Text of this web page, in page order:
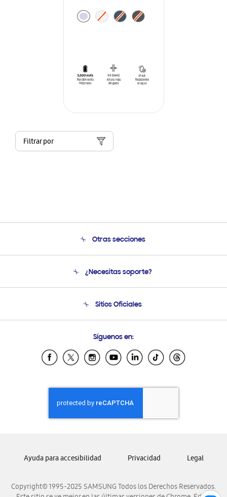
Filtrar por
Otras secciones
Soporte
Condiciones de Compra
¿Necesitas soporte?
Soporte vía eMail
Sitios Oficiales
Samsung Ecuador
Samsung El Salvador
Samsung Honduras
Samsung Nicaragua
Samsung Panamá
Samsung Venezuela
Síguenos en:
Copyright© 1995-2025 SAMSUNG Todos los Derechos Reservados.
Ayuda para accesibilidad Privacidad Legal